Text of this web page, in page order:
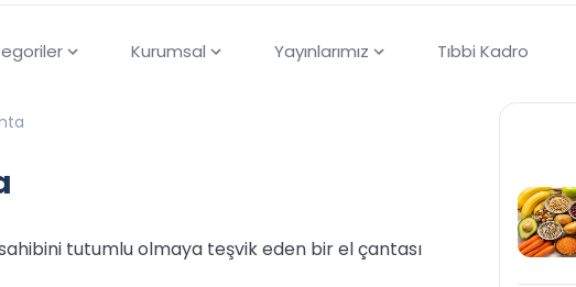
Kurumsal Yayınlarımız Tıbbi Kadro
tutumlu olmaya teşvik eden bir el çantası